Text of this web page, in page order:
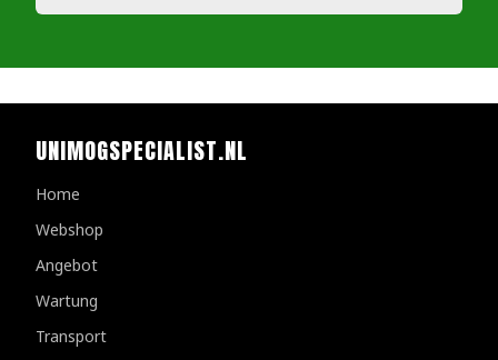
UNIMOGSPECIALIST.NL
Home
Webshop
Angebot
Wartung
Transport